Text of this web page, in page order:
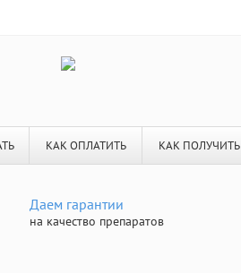
КАК ОПЛАТИТЬ КАК ПОЛУЧИТЬ
Даем гарантии
на качество препаратов